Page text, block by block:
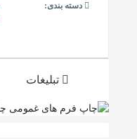
دسته بندی:
تبلیغات